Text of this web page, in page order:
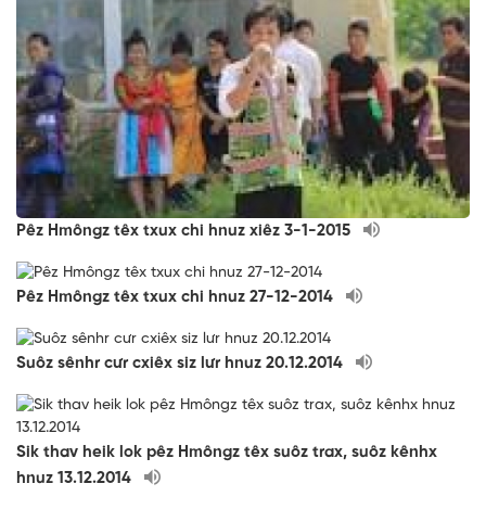
Pêz Hmôngz têx txux chi hnuz xiêz 3-1-2015
Pêz Hmôngz têx txux chi hnuz 27-12-2014
Suôz sênhr cưr cxiêx siz lưr hnuz 20.12.2014
Sik thav heik lok pêz Hmôngz têx suôz trax, suôz kênhx
hnuz 13.12.2014